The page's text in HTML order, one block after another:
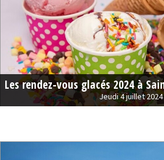
Les rendez-vous glacés 2024 à
Jeudi 4 juillet 2024